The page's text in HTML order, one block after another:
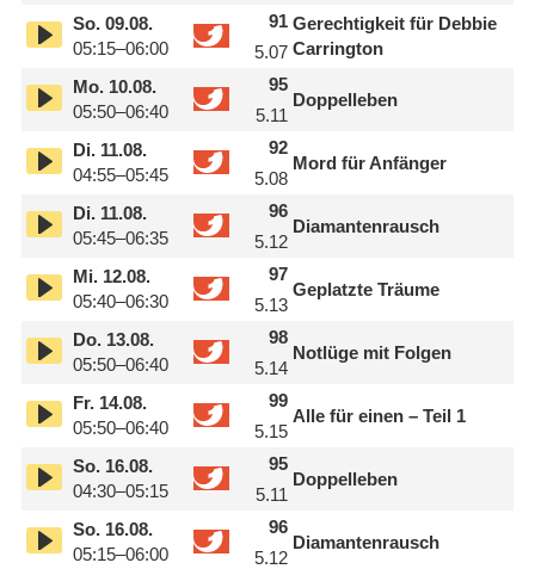
So.09.08.
05:15–06:00
91
5.07
Gerechtigkeit für Debbie
Carrington
Mo.10.08.
05:50–06:40
95
5.11
Doppelleben
Di.11.08.
04:55–05:45
92
5.08
Mord für Anfänger
Di.11.08.
05:45–06:35
96
5.12
Diamantenrausch
Mi.12.08.
05:40–06:30
97
5.13
Geplatzte Träume
Do.13.08.
05:50–06:40
98
5.14
Notlüge mit Folgen
Fr.14.08.
05:50–06:40
99
5.15
Alle für einen – Teil 1
So.16.08.
04:30–05:15
95
5.11
Doppelleben
So.16.08.
05:15–06:00
96
5.12
Diamantenrausch